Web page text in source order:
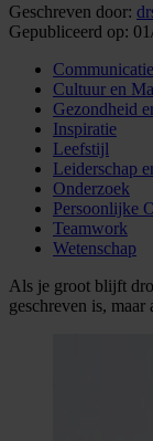
Geschreven door:
Gepubliceerd op:
Communicatie
Cultuur en
Gezondheid
Inspiratie
Leefstijl
Leiderschap
Onderzoek
Persoonlijke
Teamwork
Wetenschap
Als je groot blijft
geschreven is, maar